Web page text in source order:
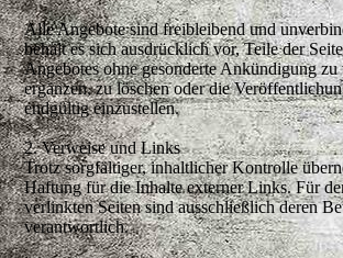
Alle Angebote sind freibleibend und
behält es sich ausdrücklich vor, Teile der
Angebotes ohne gesonderte Ankündigung zu
ergänzen, zu löschen oder die
endgültig einzustellen.
2. Verweise und Links
Trotz sorgfältiger, inhaltlicher Kontrolle
Haftung für die Inhalte externer Links. Für
verlinkten Seiten sind ausschließlich deren
verantwortlich.